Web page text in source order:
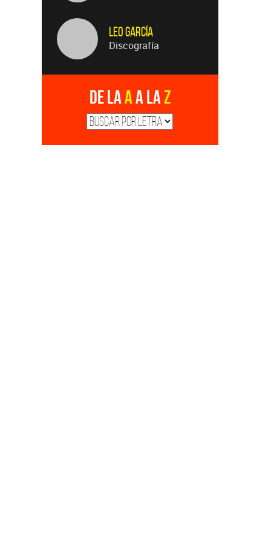
Leo García
Discografía
De laAa laZ